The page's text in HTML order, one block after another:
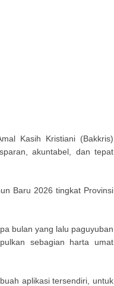
Kasih Kristiani (Bakkris)
akuntabel, dan tepat
Baru 2026 tingkat Provinsi
bulan yang lalu paguyuban
sebagian harta umat
aplikasi tersendiri, untuk